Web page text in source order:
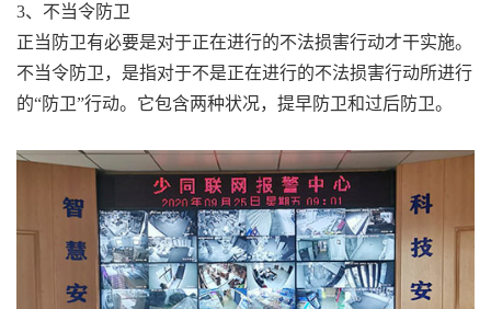
3、不当令防卫
正当防卫有必要是对于正在进行的不法损害行动才干实施。
不当令防卫，是指对于不是正在进行的不法损害行动所进行
的“防卫”行动。它包含两种状况，提早防卫和过后防卫。